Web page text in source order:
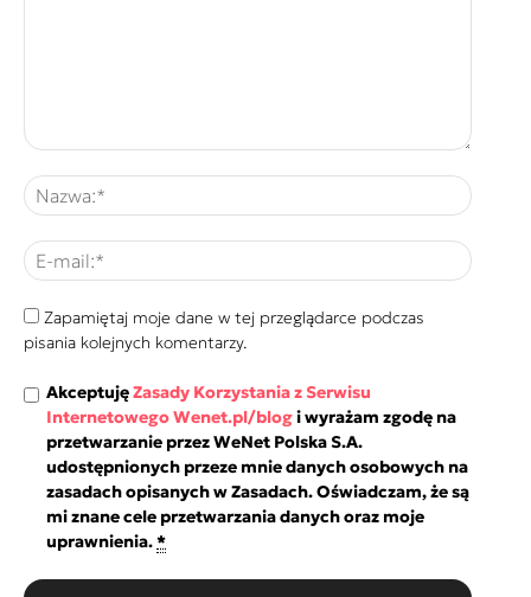
Zapamiętaj moje dane w tej przeglądarce podczas
pisania kolejnych komentarzy.
AkceptujęZasady Korzystania z Serwisu
Internetowego Wenet.pl/blogi wyrażam zgodę na
przetwarzanie przez WeNet Polska S.A.
udostępnionych przeze mnie danych osobowych na
zasadach opisanych w Zasadach. Oświadczam, że są
mi znane cele przetwarzania danych oraz moje
uprawnienia.*